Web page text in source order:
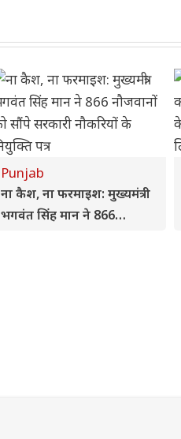
Punjab
ना कैश, ना फरमाइश: मुख्यमंत्री
भगवंत सिंह मान ने 866